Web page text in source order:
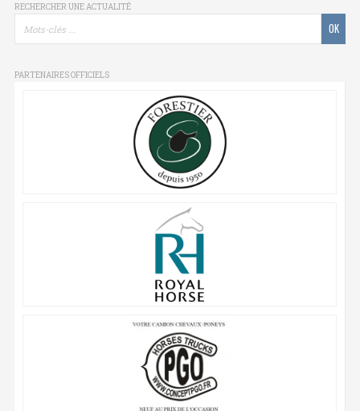
RECHERCHER UNE ACTUALITÉ
PARTENAIRES OFFICIELS